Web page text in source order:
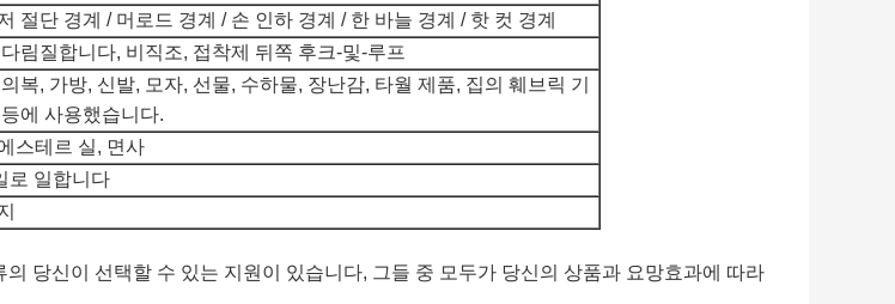
절단 경계 / 머로드 경계 / 손 인하 경계 / 한 바늘 경계 / 핫 컷 경계
림질합니다, 비직조, 접착제 뒤쪽 후크-및-루프
복, 가방, 신발, 모자, 선물, 수하물, 장난감, 타월 제품, 집의 훼브릭 기
에 사용했습니다.
스테르 실, 면사
로 일합니다
의 당신이 선택할 수 있는 지원이 있습니다, 그들 중 모두가 당신의 상품과 요망효과에 따라